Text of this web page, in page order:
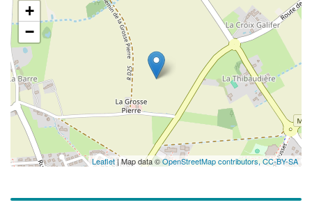
+
−
Leaflet| Map data ©OpenStreetMap contributors, CC-BY-SA